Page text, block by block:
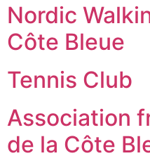
Nordic
Côte Bleue
Tennis Club
Association
de la Côte